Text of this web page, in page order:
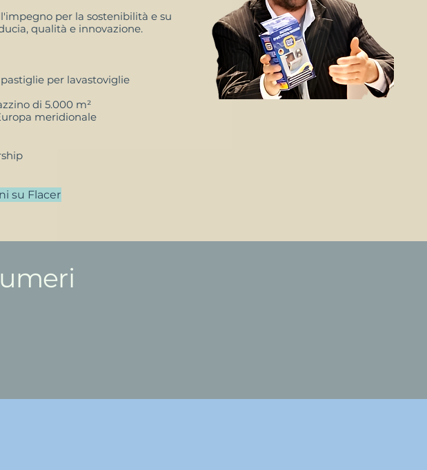
per la sostenibilità e su
qualità e innovazione.
per lavastoviglie
di 5.000 m²
meridionale
su Flacer